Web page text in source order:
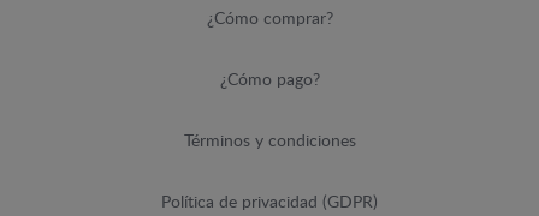
¿Cómo comprar?
¿Cómo pago?
Términos y condiciones
Política de privacidad (GDPR)